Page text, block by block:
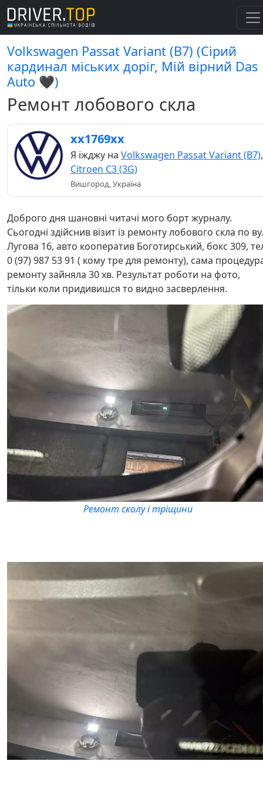
Volkswagen Passat Variant (B7) (Сірий
кардинал міських доріг, Мій вірний Das
Auto 🖤)
Ремонт лобового скла
хх1769хх
Я їжджу на Volkswagen Passat Variant (B7),
Citroen C3 (3G)
Вишгород, Україна
Доброго дня шановні читачі мого борт журналу.
Сьогодні здійснив візит із ремонту лобового скла по
Лугова 16, авто кооператив Боготирський, бокс 309,
0 (97) 987 53 91 ( кому тре для ремонту), сама
ремонту зайняла 30 хв. Результат роботи на фото,
тільки коли придивишся то видно засверлення.
Ремонт сколу і тріщини